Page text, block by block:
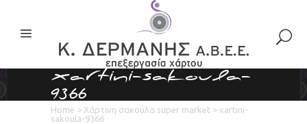
xartini-sakoula-
9366
Home > Χάρτινη σακούλα super market > xartini-
sakoula-9366